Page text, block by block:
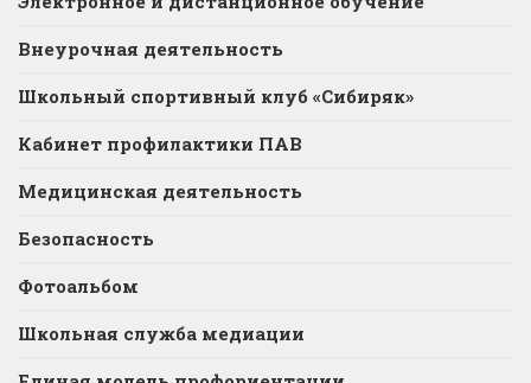
Внеурочная деятельность
Школьный спортивный клуб «Сибиряк»
Кабинет профилактики ПАВ
Медицинская деятельность
Безопасность
Фотоальбом
Школьная служба медиации